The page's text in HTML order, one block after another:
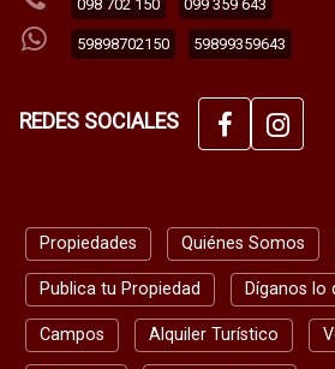
098 702 150 099 359 643
59898702150 59899359643
REDES SOCIALES
Propiedades Quiénes Somos
Publica tu Propiedad Díganos lo
Campos Alquiler Turístico